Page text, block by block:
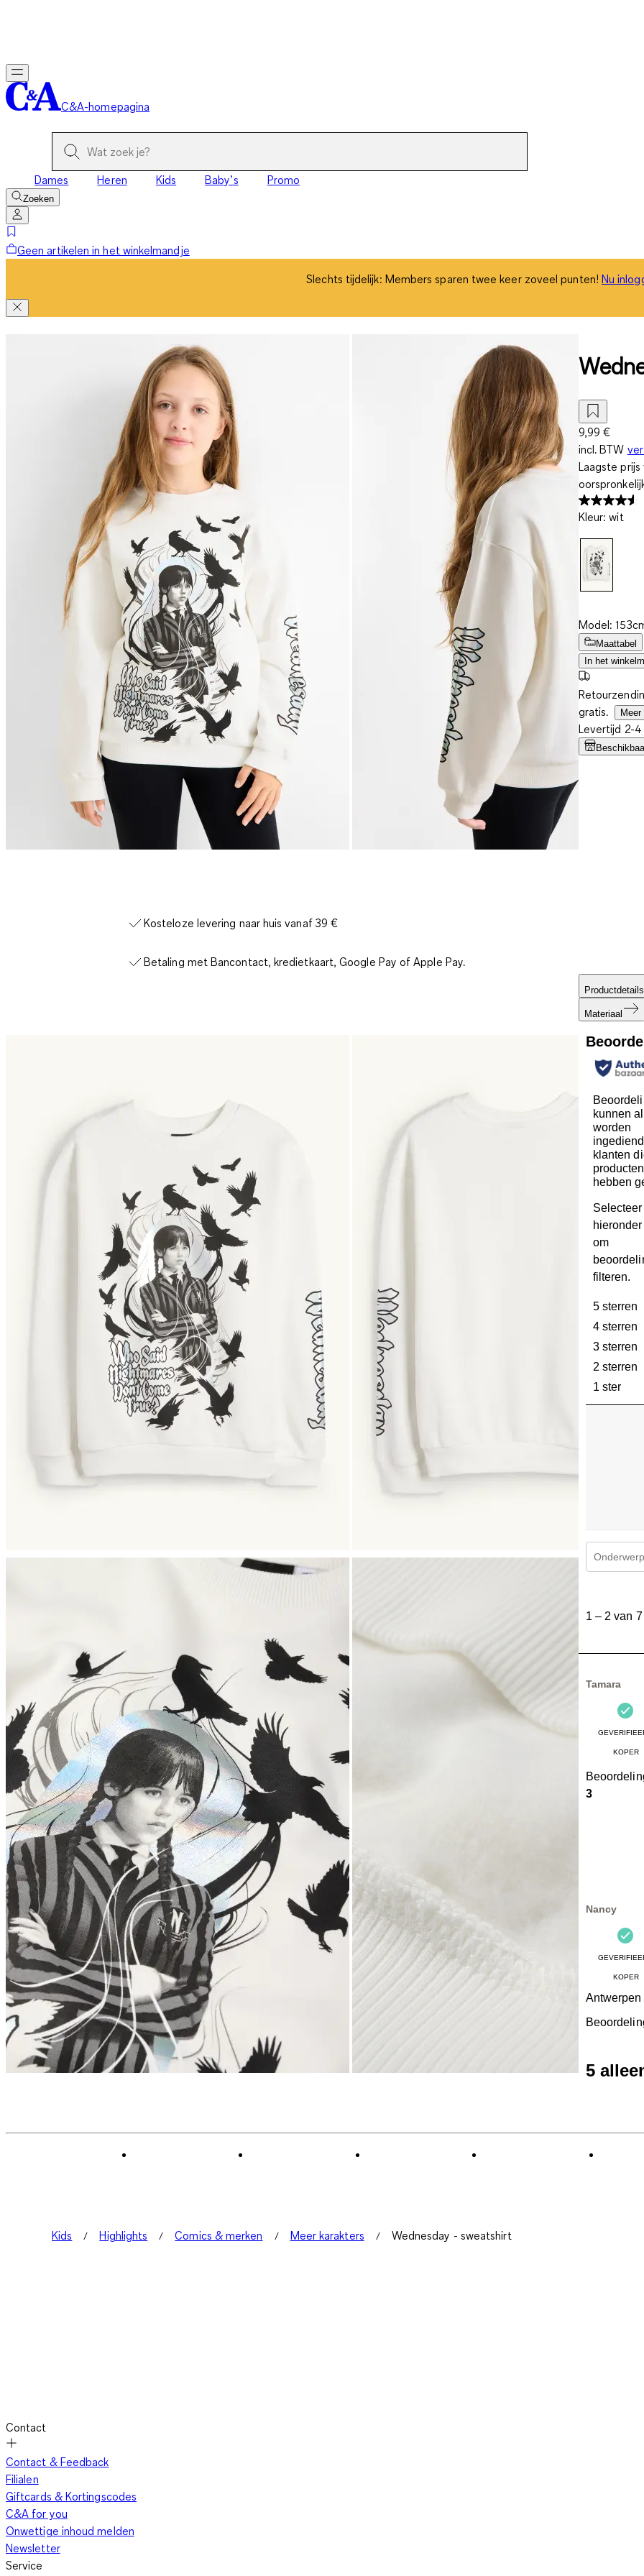
C&A-homepagina
Dames Heren Kids Baby’s Promo
Zoeken
Geen artikelen in het winkelmandje
Slechts tijdelijk: Members sparen twee keer zoveel punten! Nu
Kosteloze levering naar huis vanaf 39 €
Betaling met Bancontact, kredietkaart, Google Pay of Apple Pay.
9,99 €
incl. BTW
Laagste
Kleur: wit
Model:
Maattabel
In het
gratis.
Levertijd 2-4
Productdetails
Materiaal
kunnen
worden
klanten
producten
hebben
Selecteer
om
filteren.
5 sterren
4 sterren
3 sterren
2 sterren
1 ster
tot1 – 2 van 7
Tamara
KOPER
3
Nancy
KOPER
Antwerpen
5
Kids Highlights Comics & merken Meer karakters Wednesday - sweatshirt
Contact
Contact & Feedback
Filialen
Giftcards & Kortingscodes
C&A for you
Onwettige inhoud melden
Newsletter
Service